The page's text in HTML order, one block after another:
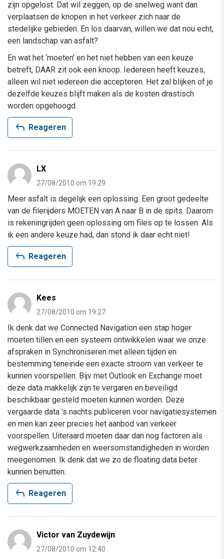
zijn opgelost. Dat wil zeggen, op de snelweg want dan
verplaatsen de knopen in het verkeer zich naar de
stedelijke gebieden. En los daarvan, willen we dat nou echt,
een landschap van asfalt?
En wat het ‘moeten’ en het niet hebben van een keuze
betreft, DAAR zit ook een knoop. Iedereen heeft keuzes,
alleen wil niet iedereen die accepteren. Het zal blijken of je
dezelfde keuzes blijft maken als de kosten drastisch
worden opgehoogd.
reply Reageren
LX
27/08/2010 om 19:29
Meer asfalt is degelijk een oplossing. Een groot gedeelte
van de filerijders MOETEN van A naar B in de spits. Daarom
is rekeningrijden geen oplossing om files op te lossen. Als
ik een andere keuze had, dan stond ik daar echt niet!
reply Reageren
Kees
27/08/2010 om 19:27
Ik denk dat we Connected Navigation een stap hoger
moeten tillen en een systeem ontwikkelen waar we onze
afspraken in Synchroniseren met alleen tijden en
bestemming teneinde een exacte stroom van verkeer te
kunnen voorspellen. Bijv met Outlook en Exchange moet
deze data makkelijk zijn te vergaren en beveiligd
beschikbaar gesteld moeten kunnen worden. Deze
vergaarde data ’s nachts publiceren voor navigatiesystemen
en men kan zeer precies het aanbod van verkeer
voorspellen. Uiteraard moeten daar dan nog factoren als
wegwerkzaamheden en weersomstandigheden in worden
meegenomen. Ik denk dat we zo de floating data beter
kunnen benutten.
reply Reageren
Victor van Zuydewijn
27/08/2010 om 12:40